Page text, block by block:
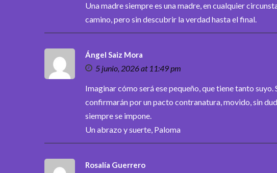
Una madre siempre es una madre, en cualquier
camino, pero sin descubrir la verdad hasta el final.
Ángel Saiz Mora
5 junio, 2026 at 11:49 pm
Imaginar cómo será ese pequeño, que tiene tanto suyo.
confirmarán por un pacto contranatura, movido, sin
siempre se impone.
Un abrazo y suerte, Paloma
Rosalía Guerrero